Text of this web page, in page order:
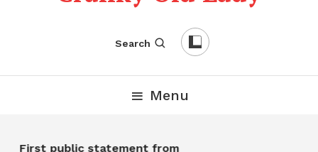
Search
Menu
First public statement from